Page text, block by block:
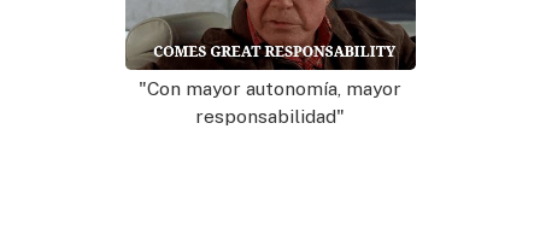
"Con mayor autonomía, mayor
responsabilidad"